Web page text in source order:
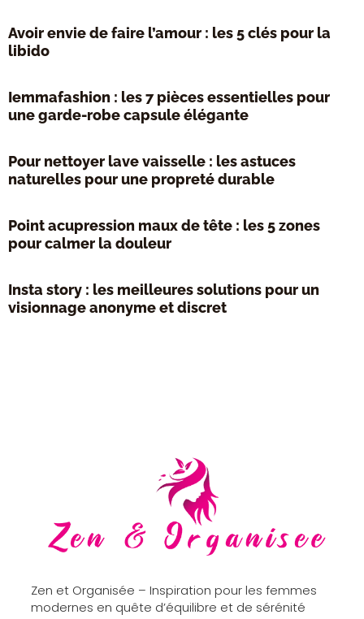
Avoir envie de faire l’amour : les 5 clés pour la
libido
Iemmafashion : les 7 pièces essentielles pour
une garde-robe capsule élégante
Pour nettoyer lave vaisselle : les astuces
naturelles pour une propreté durable
Point acupression maux de tête : les 5 zones
pour calmer la douleur
Insta story : les meilleures solutions pour un
visionnage anonyme et discret
Zen et Organisée – Inspiration pour les femmes
modernes en quête d’équilibre et de sérénité